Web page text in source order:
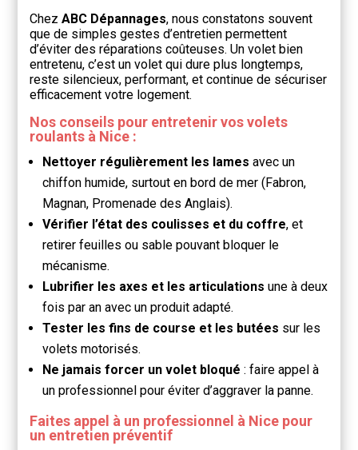
ChezABC Dépannages, nous constatons souvent
que de simples gestes d’entretien permettent
d’éviter des réparations coûteuses. Un volet bien
entretenu, c’est un volet qui dure plus longtemps,
reste silencieux, performant, et continue de sécuriser
efficacement votre logement.
Nos conseils pour entretenir vos volets
roulants à Nice :
Nettoyer régulièrement les lames avec un
chiffon humide, surtout en bord de mer (Fabron,
Magnan, Promenade des Anglais).
Vérifier l’état des coulisses et du coffre, et
retirer feuilles ou sable pouvant bloquer le
mécanisme.
Lubrifier les axes et les articulations une à deux
fois par an avec un produit adapté.
Tester les fins de course et les butées sur les
volets motorisés.
Ne jamais forcer un volet bloqué : faire appel à
un professionnel pour éviter d’aggraver la panne.
Faites appel à un professionnel à Nice pour
un entretien préventif